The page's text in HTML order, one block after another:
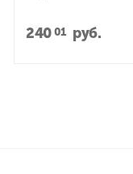
24001 руб.